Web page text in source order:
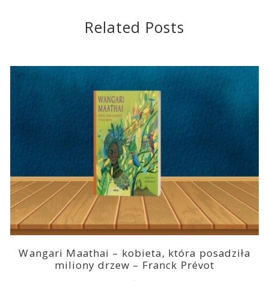
Related Posts
Wangari Maathai – kobieta, która posadziła
miliony drzew – Franck Prévot